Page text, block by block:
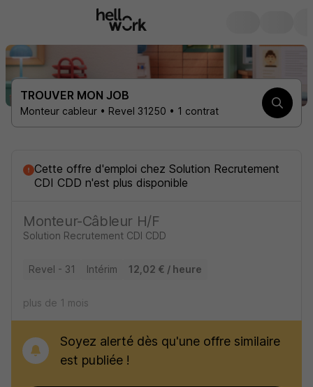
TROUVER MON JOB
Monteur cableur • Revel 31250 • 1 contrat
Cette offre d'emploi chez Solution Recrutement
CDI CDD n'est plus disponible
Monteur-Câbleur H/F
Solution Recrutement CDI CDD
Revel - 31 Intérim 12,02 € / heure
plus de 1 mois
Soyez alerté dès qu'une offre similaire
est publiée !